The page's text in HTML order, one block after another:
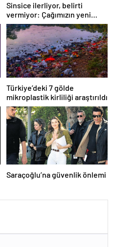
Sinsice ilerliyor, belirti
vermiyor: Çağımızın yeni
hastalığı!
Türkiye’deki 7 gölde
mikroplastik kirliliği araştırıldı
Saraçoğlu’na güvenlik önlemi